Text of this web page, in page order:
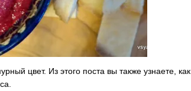
цвет. Из этого поста вы также узнаете, как